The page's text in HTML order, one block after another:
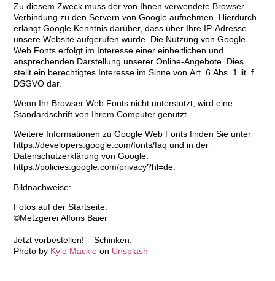
Zu diesem Zweck muss der von Ihnen verwendete Browser
Verbindung zu den Servern von Google aufnehmen. Hierdurch
erlangt Google Kenntnis darüber, dass über Ihre IP-Adresse
unsere Website aufgerufen wurde. Die Nutzung von Google
Web Fonts erfolgt im Interesse einer einheitlichen und
ansprechenden Darstellung unserer Online-Angebote. Dies
stellt ein berechtigtes Interesse im Sinne von Art. 6 Abs. 1 lit. f
DSGVO dar.
Wenn Ihr Browser Web Fonts nicht unterstützt, wird eine
Standardschrift von Ihrem Computer genutzt.
Weitere Informationen zu Google Web Fonts finden Sie unter
https://developers.google.com/fonts/faq und in der
Datenschutzerklärung von Google:
https://policies.google.com/privacy?hl=de.
Bildnachweise:
Fotos auf der Startseite:
©Metzgerei Alfons Baier
Jetzt vorbestellen! – Schinken:
Photo by Kyle Mackie on Unsplash